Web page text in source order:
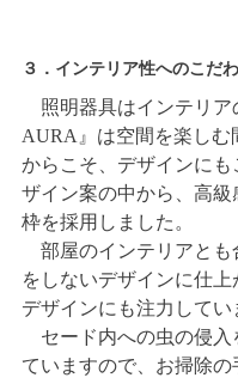
３．インテリア性へのこだ
照明器具はインテリア
AURA』は空間を楽し
からこそ、デザインに
ザイン案の中から、高
枠を採用しました。
部屋のインテリアとも
をしないデザインに仕
デザインにも注力してい
セード内への虫の侵入
ていますので、お掃除の